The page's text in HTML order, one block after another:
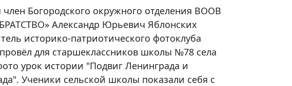
член Богородского окружного отделения ВООВ
Александр Юрьевич Яблонских
историко-патриотического фотоклуба
провёл для старшеклассников школы №78 села
урок истории "Подвиг Ленинграда и
Ученики сельской школы показали себя с